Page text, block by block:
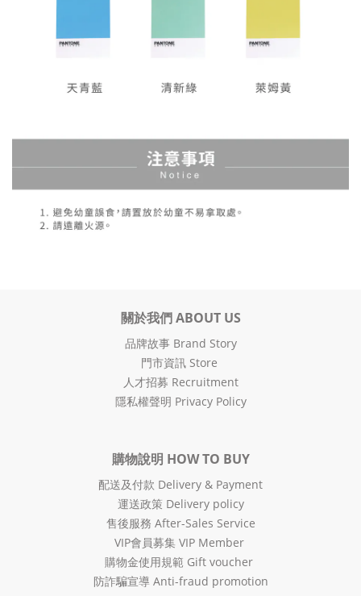
關於我們 ABOUT US
品牌故事 Brand Story
門市資訊 Store
人才招募 Recruitment
隱私權聲明 Privacy Policy
購物說明 HOW TO BUY
配送及付款 Delivery & Payment
運送政策 Delivery policy
售後服務 After-Sales Service
VIP會員募集 VIP Member
購物金使用規範 Gift voucher
防詐騙宣導 Anti-fraud promotion